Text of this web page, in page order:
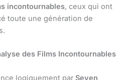
incontournables, ceux qui ont
toute une génération de
des Films Incontournables
logiquement par Seven